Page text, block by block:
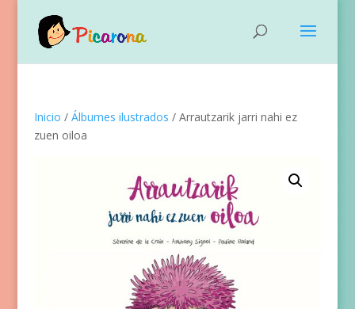
Inicio / Álbumes ilustrados / Arrautzarik jarri nahi ez
zuen oiloa